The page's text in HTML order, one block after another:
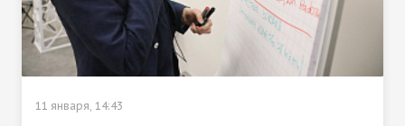
11 января, 14:43